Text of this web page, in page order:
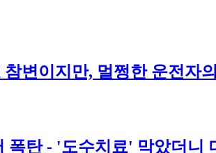
변이지만, 멀쩡한 운전자
폭탄 - '도수치료' 막았더니